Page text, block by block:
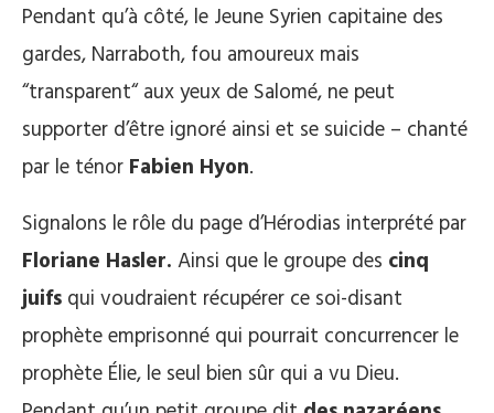
Pendant qu’à côté, le Jeune Syrien capitaine des
gardes, Narraboth, fou amoureux mais
“transparent“ aux yeux de Salomé, ne peut
supporter d’être ignoré ainsi et se suicide – chanté
par le ténor Fabien Hyon.
Signalons le rôle du page d’Hérodias interprété par
Floriane Hasler. Ainsi que le groupe des cinq
juifs qui voudraient récupérer ce soi-disant
prophète emprisonné qui pourrait concurrencer le
prophète Élie, le seul bien sûr qui a vu Dieu.